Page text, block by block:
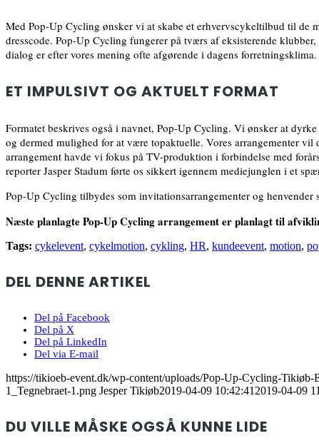
Med Pop-Up Cycling ønsker vi at skabe et erhvervscykeltilbud til
dresscode. Pop-Up Cycling fungerer på tværs af eksisterende
dialog er efter vores mening ofte afgørende i dagens forretningsklima.
ET IMPULSIVT OG AKTUELT FORMAT
Formatet beskrives også i navnet, Pop-Up Cycling. Vi ønsker at
og dermed mulighed for at være topaktuelle. Vores arrangementer
arrangement havde vi fokus på TV-produktion i forbindelse med
reporter Jasper Stadum førte os sikkert igennem mediejunglen i et
Pop-Up Cycling tilbydes som invitationsarrangementer og
Næste planlagte Pop-Up Cycling arrangement er planlagt til
Tags: cykelevent, cykelmotion, cykling, HR, kundeevent, motion,
DEL DENNE ARTIKEL
Del på Facebook
Del på X
Del på LinkedIn
Del via E-mail
https://tikioeb-event.dk/wp-content/uploads/Pop-Up-Cycling-Tikiøb-
1_Tegnebraet-1.png Jesper Tikiøb2019-04-09 10:42:41 2019-04-09
DU VILLE MÅSKE OGSÅ KUNNE LIDE